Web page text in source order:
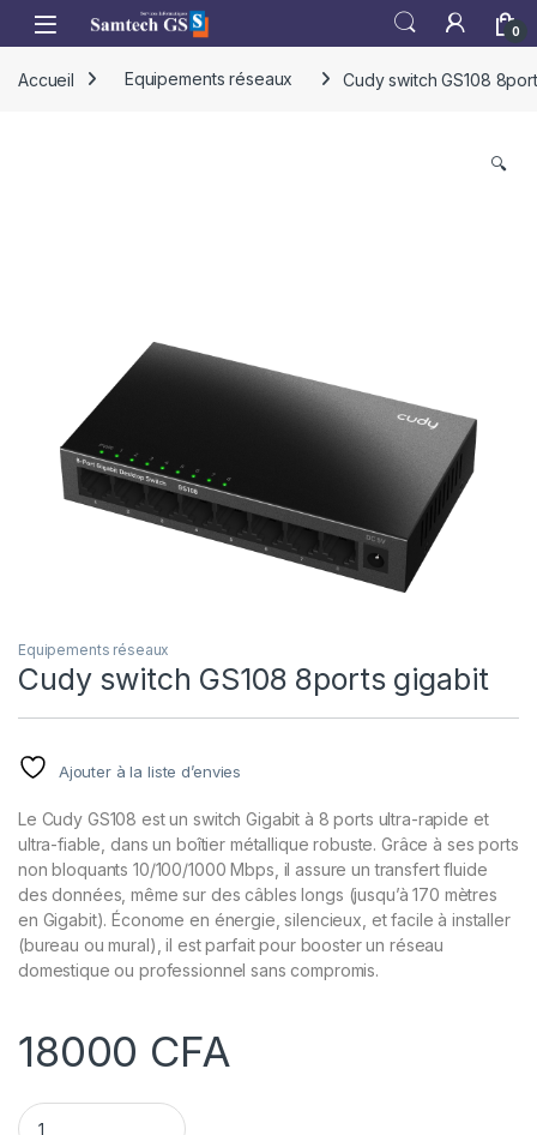
Skip to navigation
Skip to content
0
Accueil Equipements réseaux Cudy switch GS108
🔍
Equipements réseaux
Cudy switch GS108 8ports gigabit
Ajouter à la liste d’envies
Le Cudy GS108 est un switch Gigabit à 8 ports ultra-rapide et
ultra-fiable, dans un boîtier métallique robuste. Grâce à ses ports
non bloquants 10/100/1000 Mbps, il assure un transfert fluide
des données, même sur des câbles longs (jusqu’à 170 mètres
en Gigabit). Économe en énergie, silencieux, et facile à installer
(bureau ou mural), il est parfait pour booster un réseau
domestique ou professionnel sans compromis.
18000 CFA
Cudy switch GS108 8ports gigabit quantity